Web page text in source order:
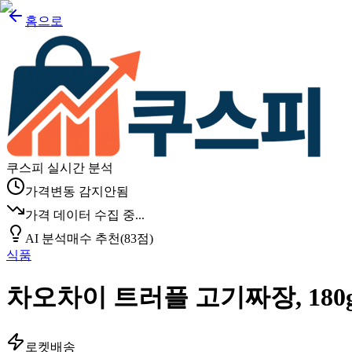
홈으로
쿠스피 실시간 분석
가격변동 감지안됨
가격 데이터 수집 중...
AI 분석매수 추천(83점)
식품
차오차이 트러플 고기짜장,
로켓배송